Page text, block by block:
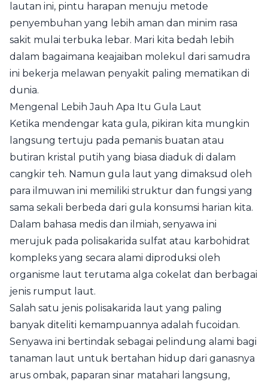
lautan ini, pintu harapan menuju metode
penyembuhan yang lebih aman dan minim rasa
sakit mulai terbuka lebar. Mari kita bedah lebih
dalam bagaimana keajaiban molekul dari samudra
ini bekerja melawan penyakit paling mematikan di
dunia.
Mengenal Lebih Jauh Apa Itu Gula Laut
Ketika mendengar kata gula, pikiran kita mungkin
langsung tertuju pada pemanis buatan atau
butiran kristal putih yang biasa diaduk di dalam
cangkir teh. Namun gula laut yang dimaksud oleh
para ilmuwan ini memiliki struktur dan fungsi yang
sama sekali berbeda dari gula konsumsi harian kita.
Dalam bahasa medis dan ilmiah, senyawa ini
merujuk pada polisakarida sulfat atau karbohidrat
kompleks yang secara alami diproduksi oleh
organisme laut terutama alga cokelat dan berbagai
jenis rumput laut.
Salah satu jenis polisakarida laut yang paling
banyak diteliti kemampuannya adalah fucoidan.
Senyawa ini bertindak sebagai pelindung alami bagi
tanaman laut untuk bertahan hidup dari ganasnya
arus ombak, paparan sinar matahari langsung,